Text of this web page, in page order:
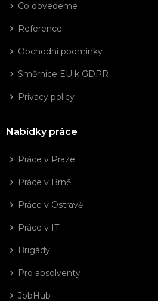
Co dovedeme
Reference
Obchodní podmínky
Směrnice EU k GDPR
Privacy policy
Nabídky práce
Práce v Praze
Práce v Brně
Práce v Ostravě
Práce v IT
Brigády
Pro absolventy
JobHub